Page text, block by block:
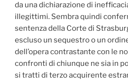
da una dichiarazione di
illegittimi. Sembra quindi
sentenza della Corte di
escluso un sequestro o un
dell’opera contrastante con le
confronti di chiunque ne sia in
si tratti di terzo acquirente